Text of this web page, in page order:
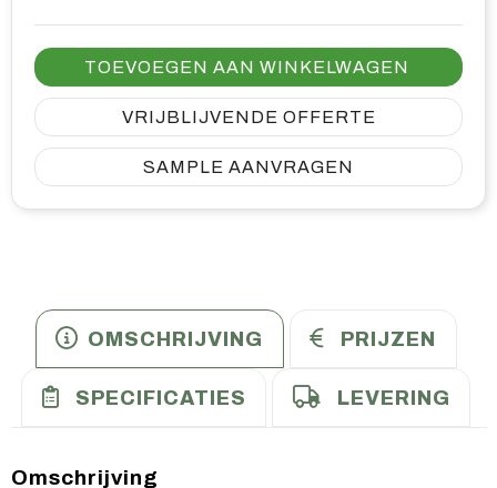
TOEVOEGEN AAN WINKELWAGEN
VRIJBLIJVENDE OFFERTE
SAMPLE AANVRAGEN
OMSCHRIJVING PRIJZEN
SPECIFICATIES LEVERING
Omschrijving